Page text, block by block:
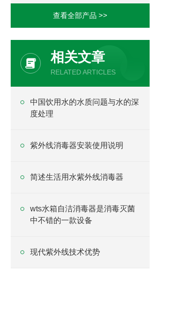
查看全部产品 >>
相关文章
RELATED ARTICLES
中国饮用水的水质问题与水的深
度处理
紫外线消毒器安装使用说明
简述生活用水紫外线消毒器
wts水箱自洁消毒器是消毒灭菌
中不错的一款设备
现代紫外线技术优势